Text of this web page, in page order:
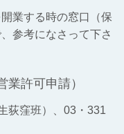
業する時の窓口（保
参考になさって下さ
許可申請）
荻窪班）、03・331